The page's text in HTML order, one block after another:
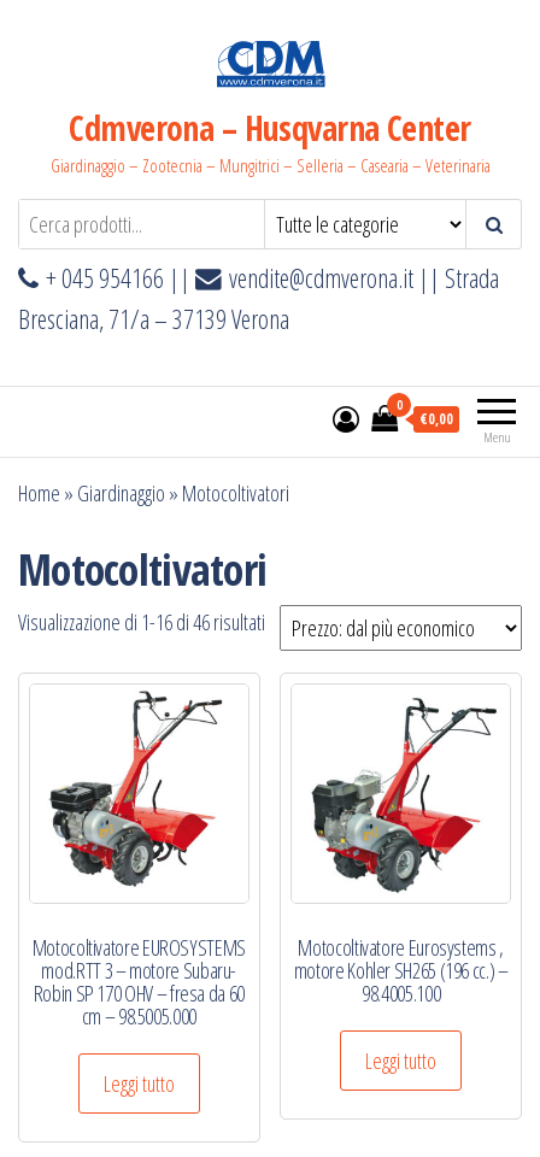
Cdmverona – Husqvarna Center
Giardinaggio – Zootecnia – Mungitrici – Selleria – Casearia – Veterinaria
+ 045 954166 || vendite@cdmverona.it || Strada
Bresciana, 71/a – 37139 Verona
Menu
0
€0,00
Home » Giardinaggio » Motocoltivatori
Motocoltivatori
Visualizzazione di 1-16 di 46 risultati Prezzo:
dal
Motocoltivatore EUROSYSTEMS
mod.RTT 3 – motore Subaru-
Robin SP 170 OHV – fresa da 60
cm – 98.5005.000
Leggi tutto
Motocoltivatore Eurosystems ,
motore Kohler SH265 (196 cc.) –
98.4005.100
Leggi tutto